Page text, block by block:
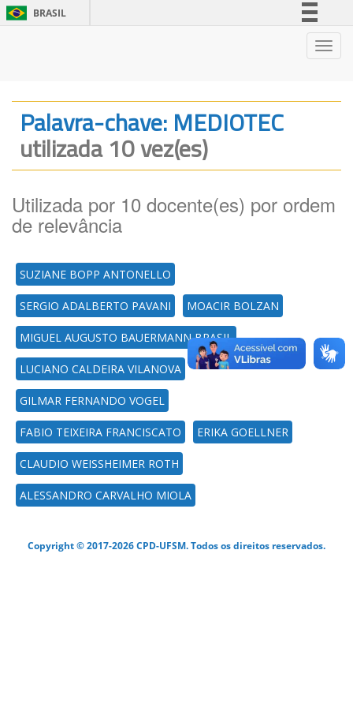
BRASIL
Legislação
Palavra-chave: MEDIOTEC
utilizada 10 vez(es)
Utilizada por 10 docente(es) por ordem
de relevância
SUZIANE BOPP ANTONELLO
SERGIO ADALBERTO PAVANI MOACIR BOLZAN
MIGUEL AUGUSTO BAUERMANN BRASIL
LUCIANO CALDEIRA VILANOVA
GILMAR FERNANDO VOGEL
FABIO TEIXEIRA FRANCISCATO ERIKA GOELLNER
CLAUDIO WEISSHEIMER ROTH
ALESSANDRO CARVALHO MIOLA
Copyright © 2017-2026 CPD-UFSM. Todos os direitos reservados.